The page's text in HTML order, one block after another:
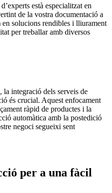
està especialitzat en
de la vostra documentació a
solucions rendibles i lliurament
per treballar amb diversos
la integració dels serveis de
és crucial. Aquest enfocament
ràpid de productes i la
automàtica amb la postedició
negoci segueixi sent
per a una fàcil